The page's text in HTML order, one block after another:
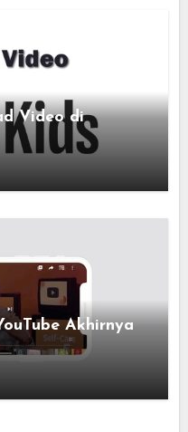
Video di
Akhirnya